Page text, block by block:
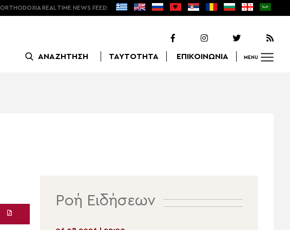
ORTHODOXIA REAL TIME NEWS FEED:
ΑΝΑΖΗΤΗΣΗ ΤΑΥΤΟΤΗΤΑ ΕΠΙΚΟΙΝΩΝΙΑ MENU
Ροή Ειδήσεων